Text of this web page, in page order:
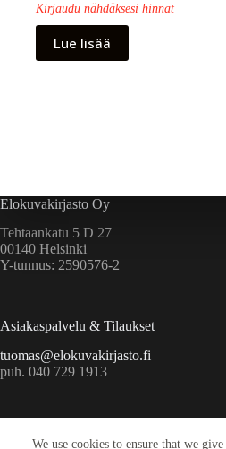
We use cookies to ensure that we
Kirjaudu nähdäksesi hinnat
Lue lisää
Elokuvakirjasto Oy
Tehtaankatu 5 D 27
00140 Helsinki
Y-tunnus: 2590576-2
Asiakaspalvelu & Tilaukset
tuomas@elokuvakirjasto.fi
puh. 040 729 1913